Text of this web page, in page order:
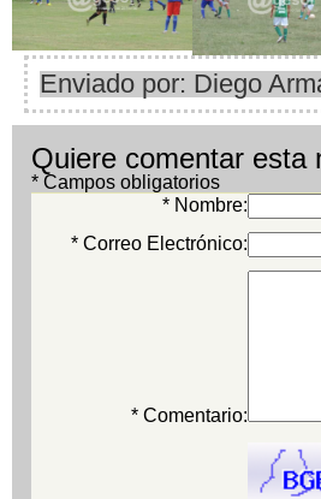
Enviado por: Diego
Quiere comentar esta
* Campos obligatorios
* Nombre:
* Correo Electrónico:
* Comentario: